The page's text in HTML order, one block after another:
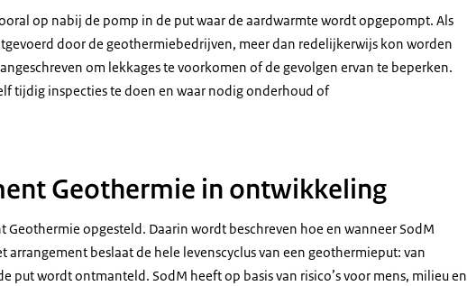
op nabij de pomp in de put waar de aardwarmte wordt opgepompt. Als
door de geothermiebedrijven, meer dan redelijkerwijs kon worden
om lekkages te voorkomen of de gevolgen ervan te beperken.
tijdig inspecties te doen en waar nodig onderhoud of
Geothermie in ontwikkeling
Geothermie opgesteld. Daarin wordt beschreven hoe en wanneer SodM
arrangement beslaat de hele levenscyclus van een geothermieput: van
put wordt ontmanteld. SodM heeft op basis van risico’s voor mens, milieu en